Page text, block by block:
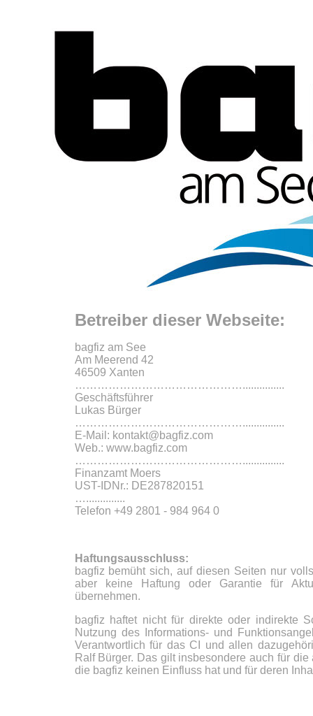
Betreiber dieser Webseite:
bagfiz am See
Am Meerend 42
46509 Xanten
………………………………………...............
Geschäftsführer
Lukas Bürger
………………………………………...............
E-Mail: kontakt@bagfiz.com
Web.: www.bagfiz.com
………………………………………...............
Finanzamt Moers
UST-IDNr.: DE287820151
…..............
Telefon +49 2801 - 984 964 0
Haftungsausschluss:
bagfiz bemüht sich, auf diesen Seiten nur
aber keine Haftung oder Garantie für
übernehmen.
bagfiz haftet nicht für direkte oder indirekte
Nutzung des Informations- und
Verantwortlich für das CI und allen
Ralf Bürger. Das gilt insbesondere auch für
die bagfiz keinen Einfluss hat und für deren